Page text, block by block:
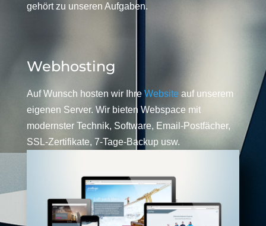
gehört zu unseren Aufgaben.
Webhosting
Auf Wunsch hosten wir Ihre Website auf unserem
eigenen Server. Wir bieten Webspace mit
modernster Technik, Software, Email-Postfächer,
SSL-Zertifikate, 7-Tage-Backup usw.